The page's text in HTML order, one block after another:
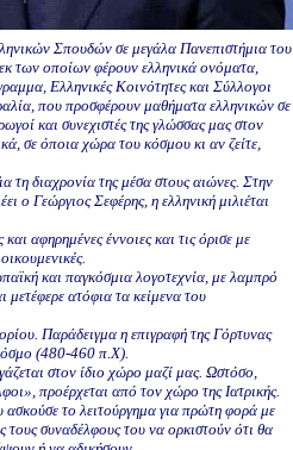
Σπουδών σε μεγάλα Πανεπιστήμια του
των οποίων φέρουν ελληνικά ονόματα,
Ελληνικές Κοινότητες και Σύλλογοι
που προσφέρουν μαθήματα ελληνικών σε
και συνεχιστές της γλώσσας μας στον
σε όποια χώρα του κόσμου κι αν ζείτε,
τη διαχρονία της μέσα στους αιώνες. Στην
ο Γεώργιος Σεφέρης, η ελληνική μιλιέται
αφηρημένες έννοιες και τις όρισε με
και παγκόσμια λογοτεχνία, με λαμπρό
μετέφερε ατόφια τα κείμενα του
Παράδειγμα η επιγραφή της Γόρτυνας
(480-460 π.Χ).
στον ίδιο χώρο μαζί μας. Ωστόσο,
προέρχεται από τον χώρο της Ιατρικής.
ασκούσε το λειτούργημα για πρώτη φορά με
συναδέλφους του να ορκιστούν ότι θα